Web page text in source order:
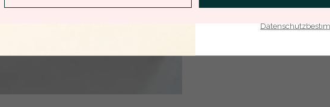
E-Mail-Adresse je bei uns in